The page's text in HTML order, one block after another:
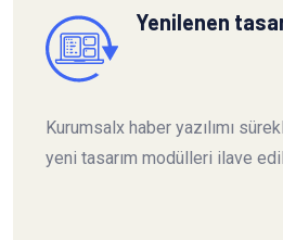
Yenilenen
Kurumsalx haber yazılımı
yeni tasarım modülleri ilave